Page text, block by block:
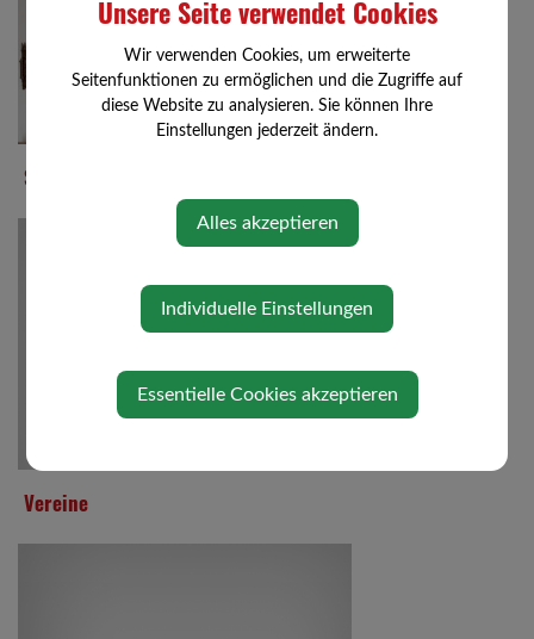
Sehenswertes
Vereine
Unsere Seite verwendet Cookies
Wir verwenden Cookies, um erweiterte
Seitenfunktionen zu ermöglichen und die Zugriffe auf
diese Website zu analysieren. Sie können Ihre
Einstellungen jederzeit ändern.
Alles akzeptieren
Individuelle Einstellungen
Essentielle Cookies akzeptieren